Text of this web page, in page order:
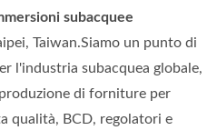
subacquee
Taiwan.Siamo un punto di
l'industria subacquea globale,
di forniture per
qualità, BCD, regolatori e